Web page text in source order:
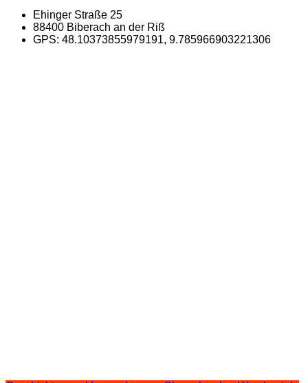
Ehinger Straße 25
88400 Biberach an der Riß
GPS: 48.10373855979191, 9.785966903221306